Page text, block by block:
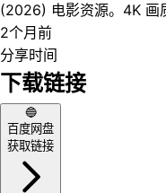
(2026) 电影资源。4K 画
2个月前
分享时间
下载链接
🔵
百度网盘
获取链接